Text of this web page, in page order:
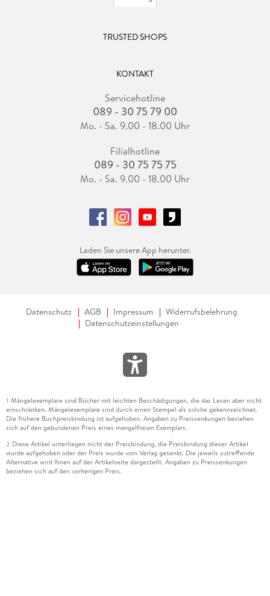
TRUSTED SHOPS
KONTAKT
Servicehotline
089 - 30 75 79 00
Mo. - Sa. 9.00 - 18.00 Uhr
Filialhotline
089 - 30 75 75 75
Mo. - Sa. 9.00 - 18.00 Uhr
Laden Sie unsere App herunter.
Datenschutz AGB Impressum
Widerrufsbelehrung
Datenschutzeinstellungen
1 Mängelexemplare sind Bücher mit leichten Beschädigungen, die das Lesen aber nicht
einschränken. Mängelexemplare sind durch einen Stempel als solche gekennzeichnet.
Die frühere Buchpreisbindung ist aufgehoben. Angaben zu Preissenkungen beziehen
sich auf den gebundenen Preis eines mangelfreien Exemplars.
2 Diese Artikel unterliegen nicht der Preisbindung, die Preisbindung dieser Artikel
wurde aufgehoben oder der Preis wurde vom Verlag gesenkt. Die jeweils zutreffende
Alternative wird Ihnen auf der Artikelseite dargestellt. Angaben zu Preissenkungen
beziehen sich auf den vorherigen Preis.